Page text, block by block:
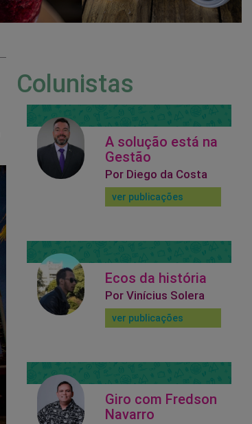
Colunistas
A solução está na
Gestão
Por Diego da Costa
ver publicações
Ecos da história
Por Vinícius Solera
ver publicações
Giro com Fredson
Navarro